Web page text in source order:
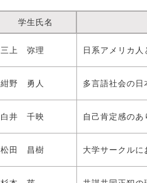
学生氏名
三上 弥理 日系アメリカ
紺野 勇人 多言語社会の日
白井 千映 自己肯定感の
松田 昌樹 大学サークルに